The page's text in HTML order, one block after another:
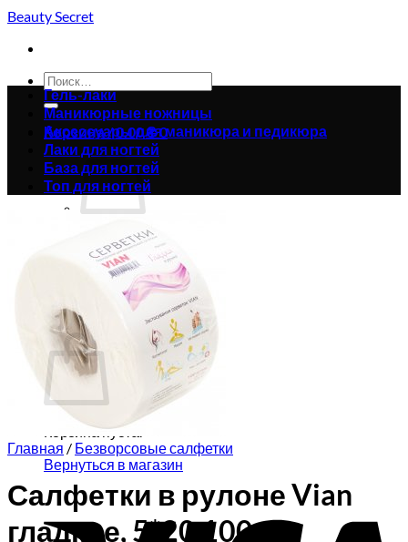
Skip
content
Beauty Secret
Искать:
Корзина /0.00₴0
Корзина пуста.
Вернуться в магазин
Корзина
Корзина пуста.
Вернуться в магазин
Гель-лаки
Маникюрные ножницы
Аксессуары для маникюра и педикюра
Лаки для ногтей
База для ногтей
Топ для ногтей
Главная / Безворсовые салфетки
Салфетки в рулоне Vian
гладкие, 5*20 100 шт